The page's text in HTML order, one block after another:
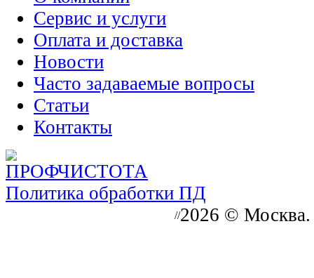
Сервис и услуги
Оплата и доставка
Новости
Часто задаваемые вопросы
Статьи
Контакты
Политика обработки ПД
//2026 ©